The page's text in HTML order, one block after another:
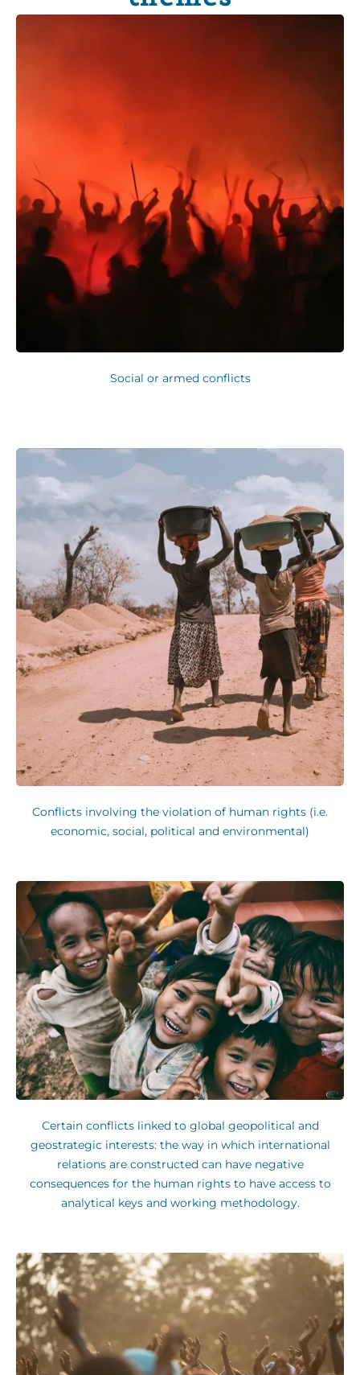
Social or armed conflicts
Conflicts involving the violation of human rights (i.e.
economic, social, political and environmental)
Certain conflicts linked to global geopolitical and
geostrategic interests: the way in which international
relations are constructed can have negative
consequences for the human rights to have access to
analytical keys and working methodology.